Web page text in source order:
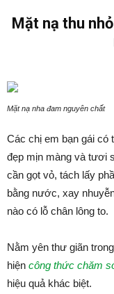
Mặt nạ thu
Mặt nạ nha đam nguyên chất
Các chị em bạn gái có
đẹp mịn màng và tươi
cần gọt vỏ, tách lấy
bằng nước, xay
nào có lỗ chân lông to.
Nằm yên thư giãn
hiện công thức chăm
hiệu quả khác biệt.